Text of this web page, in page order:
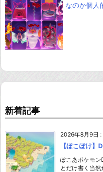
なのか個人
新着記事
2026年8月9日 :
【ぽこぽけ】
ぽこあポケモン
とだけ書く当然